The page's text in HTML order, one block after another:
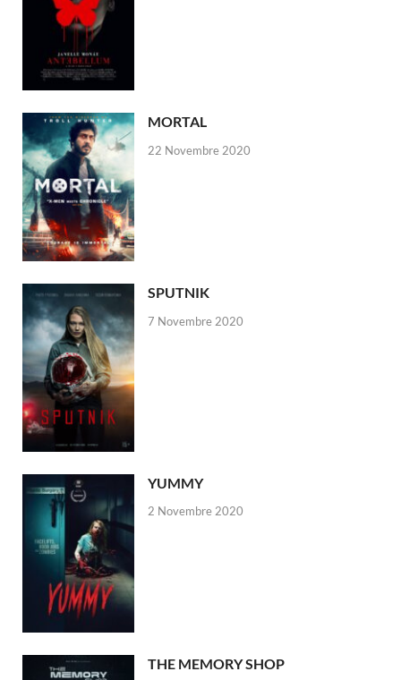
MORTAL
22 Novembre 2020
SPUTNIK
7 Novembre 2020
YUMMY
2 Novembre 2020
THE MEMORY SHOP